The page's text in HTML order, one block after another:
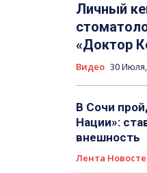
Личный
«Доктор
Видео 30
В Сочи
Нации»:
внешность
Лента